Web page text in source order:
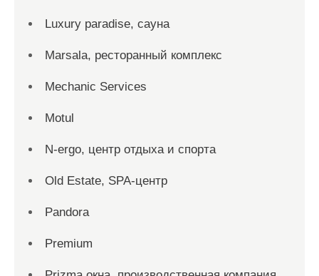
Luxury paradise, сауна
Marsala, ресторанный комплекс
Mechanic Services
Motul
N-ergo, центр отдыха и спорта
Old Estate, SPA-центр
Pandora
Premium